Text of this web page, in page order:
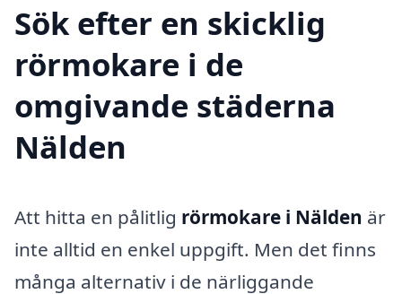
Sök efter en skicklig
rörmokare i de
omgivande städerna
Nälden
Att hitta en pålitlig rörmokare i Nälden är
inte alltid en enkel uppgift. Men det finns
många alternativ i de närliggande